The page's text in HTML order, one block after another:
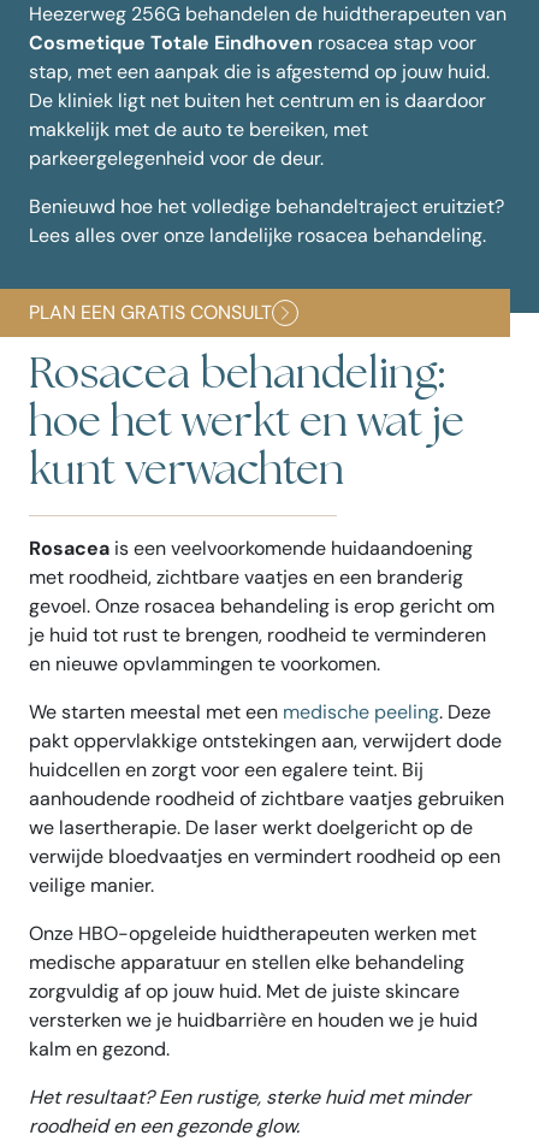
Heezerweg 256G behandelen de huidtherapeuten van
Cosmetique Totale Eindhoven rosacea stap voor
stap, met een aanpak die is afgestemd op jouw huid.
De kliniek ligt net buiten het centrum en is daardoor
makkelijk met de auto te bereiken, met
parkeergelegenheid voor de deur.
Benieuwd hoe het volledige behandeltraject eruitziet?
Lees alles over onze landelijke rosacea behandeling.
PLAN EEN GRATIS CONSULT
Rosacea behandeling:
hoe het werkt en wat je
kunt verwachten
Rosacea is een veelvoorkomende huidaandoening
met roodheid, zichtbare vaatjes en een branderig
gevoel. Onze rosacea behandeling is erop gericht om
je huid tot rust te brengen, roodheid te verminderen
en nieuwe opvlammingen te voorkomen.
We starten meestal met een medische peeling. Deze
pakt oppervlakkige ontstekingen aan, verwijdert dode
huidcellen en zorgt voor een egalere teint. Bij
aanhoudende roodheid of zichtbare vaatjes gebruiken
we lasertherapie. De laser werkt doelgericht op de
verwijde bloedvaatjes en vermindert roodheid op een
veilige manier.
Onze HBO-opgeleide huidtherapeuten werken met
medische apparatuur en stellen elke behandeling
zorgvuldig af op jouw huid. Met de juiste skincare
versterken we je huidbarrière en houden we je huid
kalm en gezond.
Het resultaat? Een rustige, sterke huid met minder
roodheid en een gezonde glow.